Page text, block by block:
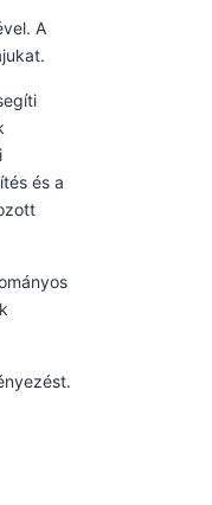
A
és a